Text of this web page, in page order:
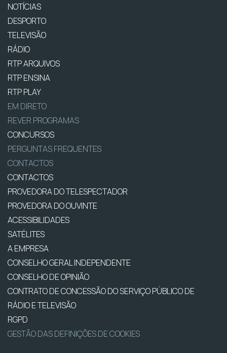
NOTÍCIAS
DESPORTO
TELEVISÃO
RÁDIO
RTP ARQUIVOS
RTP ENSINA
RTP PLAY
EM DIRETO
REVER PROGRAMAS
CONCURSOS
PERGUNTAS FREQUENTES
CONTACTOS
CONTACTOS
PROVEDORA DO TELESPECTADOR
PROVEDORA DO OUVINTE
ACESSIBILIDADES
SATÉLITES
A EMPRESA
CONSELHO GERAL INDEPENDENTE
CONSELHO DE OPINIÃO
CONTRATO DE CONCESSÃO DO SERVIÇO PÚBLICO DE
RÁDIO E TELEVISÃO
RGPD
GESTÃO DAS DEFINIÇÕES DE COOKIES